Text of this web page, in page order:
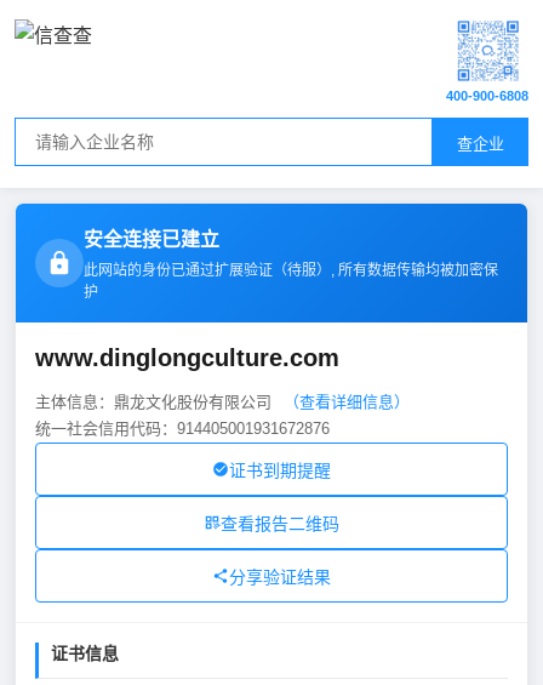
查企业
400-900-6808
安全连接已建立
此网站的身份已通过扩展验证（待服）, 所有数据传输均被加密保
护
www.dinglongculture.com
主体信息：鼎龙文化股份有限公司
（查看详细信息）
统一社会信用代码：914405001931672876
证书到期提醒
查看报告二维码
分享验证结果
证书信息